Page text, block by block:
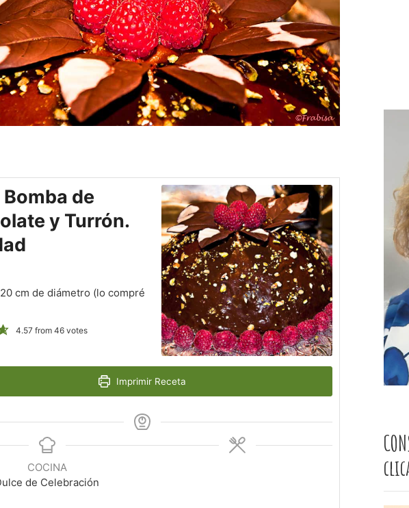
de
y Turrón.
cm de diámetro (lo compré
4.57 from 46votes
Imprimir Receta
COCINA
de Celebración